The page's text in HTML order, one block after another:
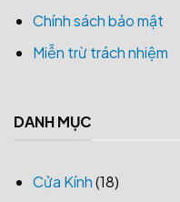
Chính sách bảo mật
Miễn trừ trách nhiệm
DANH MỤC
Cửa Kính(18)